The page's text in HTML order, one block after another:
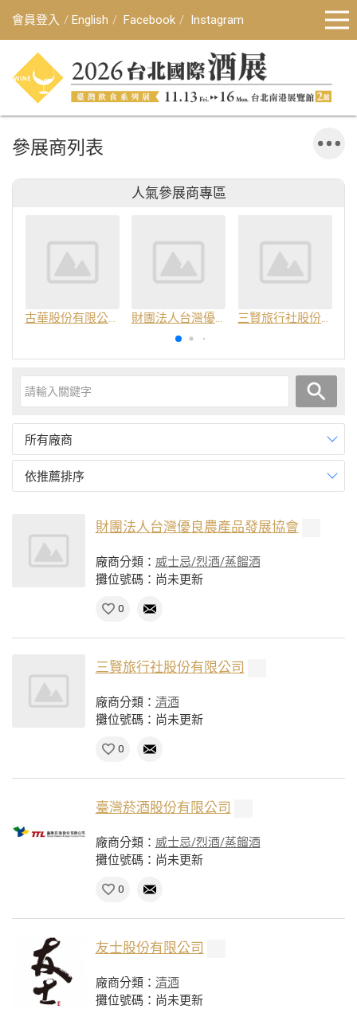
會員登入 English Facebook Instagram
參展商列表
人氣參展商專區
古華股份有限公司 財團法人台灣優良農產品發展協會 三賢旅行社股份有限公司
所有廠商
依推薦排序
財團法人台灣優良農產品發展協會
廠商分類： 威士忌/烈酒/蒸餾酒
攤位號碼：尚未更新
0
三賢旅行社股份有限公司
廠商分類： 清酒
攤位號碼：尚未更新
0
臺灣菸酒股份有限公司
廠商分類： 威士忌/烈酒/蒸餾酒
攤位號碼：尚未更新
0
友士股份有限公司
廠商分類： 清酒
攤位號碼：尚未更新